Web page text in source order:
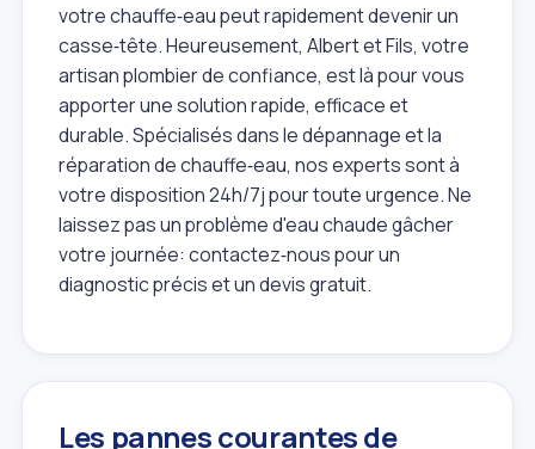
votre chauffe‑eau peut rapidement devenir un
casse‑tête. Heureusement, Albert et Fils, votre
artisan plombier de confiance, est là pour vous
apporter une solution rapide, efficace et
durable. Spécialisés dans le dépannage et la
réparation de chauffe‑eau, nos experts sont à
votre disposition 24h/7j pour toute urgence. Ne
laissez pas un problème d'eau chaude gâcher
votre journée: contactez‑nous pour un
diagnostic précis et un devis gratuit.
Les pannes courantes de